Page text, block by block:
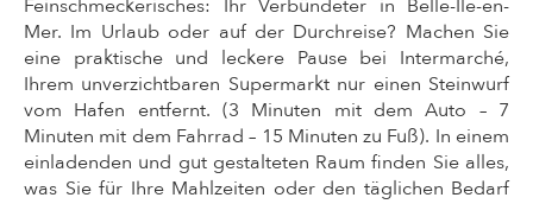
Feinschmeckerisches: Ihr Verbündeter in Belle-Île-en-
Mer. Im Urlaub oder auf der Durchreise? Machen Sie
eine praktische und leckere Pause bei Intermarché,
Ihrem unverzichtbaren Supermarkt nur einen Steinwurf
vom Hafen entfernt. (3 Minuten mit dem Auto – 7
Minuten mit dem Fahrrad – 15 Minuten zu Fuß). In einem
einladenden und gut gestalteten Raum finden Sie alles,
was Sie für Ihre Mahlzeiten oder den täglichen Bedarf